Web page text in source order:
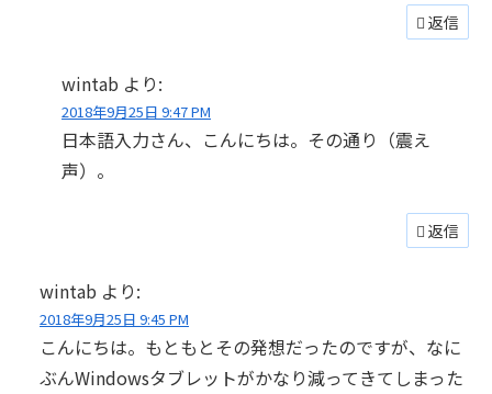
返信
wintab より:
2018年9月25日 9:47 PM
日本語入力さん、こんにちは。その通り（震え
声）。
返信
wintab より:
2018年9月25日 9:45 PM
こんにちは。もともとその発想だったのですが、なに
ぶんWindowsタブレットがかなり減ってきてしまった